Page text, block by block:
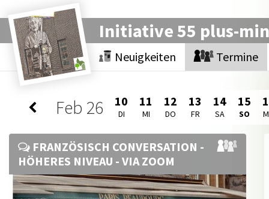
Initiative 55 plus-
Neuigkeiten Termine
Feb 26 10
DI
11
MI
12
DO
13
FR
14
SA
15
SO
FRANZÖSISCH CONVERSATION -
HÖHERES NIVEAU - VIA ZOOM